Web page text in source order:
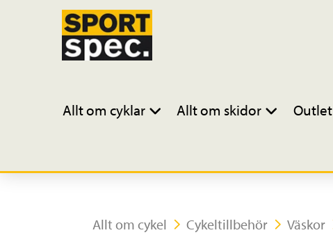
Allt om cyklar Allt om skidor Outlet
Allt om cykel Cykeltillbehör Väskor